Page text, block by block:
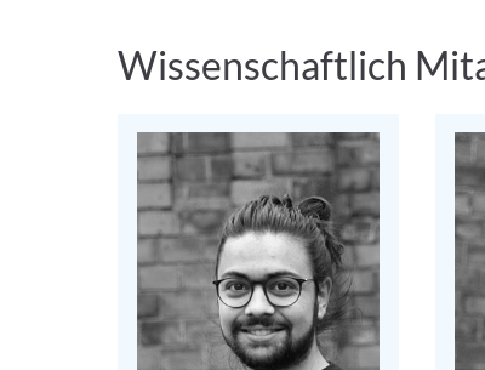
Wissenschaftlich